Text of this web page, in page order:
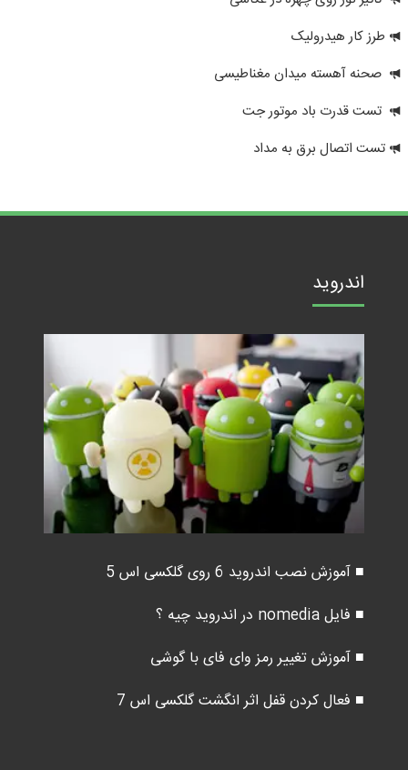
طرز کار هیدرولیک
صحنه آهسته میدان مغناطیسی
تست قدرت باد موتور جت
تست اتصال برق به مداد
اندروید
■ آموزش نصب اندروید 6 روی گلکسی اس 5
■ فایل nomedia در اندروید چیه ؟
■ آموزش تغییر رمز وای فای با گوشی
■ فعال کردن قفل اثر انگشت گلکسی اس 7